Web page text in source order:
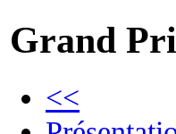
Grand
<<